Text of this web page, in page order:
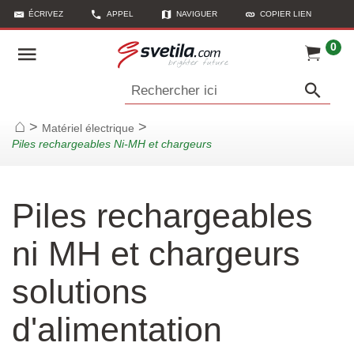
ÉCRIVEZ APPEL NAVIGUER COPIER LIEN
0
Rechercher ici
Page d'accueil
> Matériel électrique >
Piles rechargeables Ni-MH et chargeurs
Piles rechargeables
ni MH et chargeurs
solutions
d'alimentation